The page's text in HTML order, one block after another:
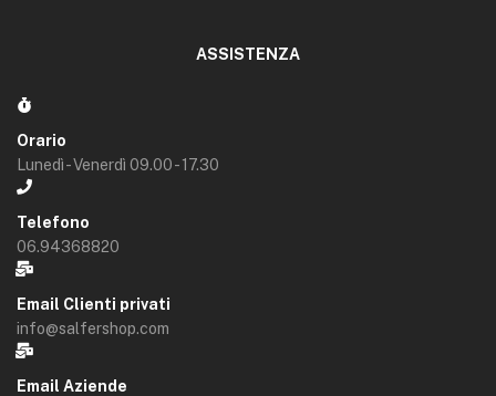
ASSISTENZA
Orario
Lunedì - Venerdì 09.00 - 17.30
Telefono
06.94368820
Email Clienti privati
info@salfershop.com
Email Aziende